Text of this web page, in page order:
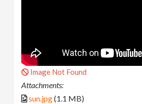
Image Not Found
Attachments:
sun.jpg(1.1 MB)